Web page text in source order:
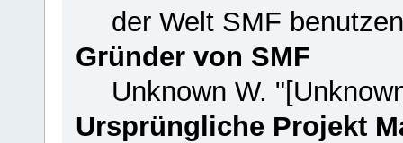
der Welt SMF
Gründer von SMF
Unknown W.
Ursprüngliche Projekt